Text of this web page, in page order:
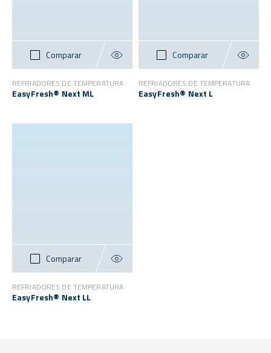
Comparar
REFRIADORES DE TEMPERATURA
EasyFresh® Next ML
Comparar
REFRIADORES DE TEMPERATURA
EasyFresh® Next L
Comparar
REFRIADORES DE TEMPERATURA
EasyFresh® Next LL